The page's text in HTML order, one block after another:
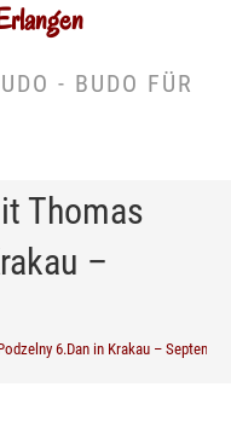
- BUDO FÜR
Thomas
–
6.Dan in Krakau –